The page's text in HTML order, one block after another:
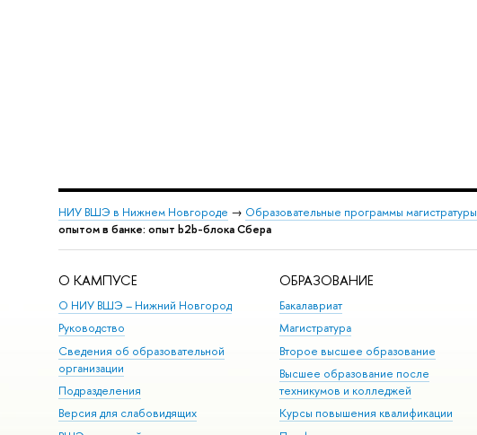
НИУ ВШЭ в Нижнем Новгороде → Образовательные программы магистратуры
опытом в банке: опыт b2b-блока Сбера
О КАМПУСЕ
О НИУ ВШЭ – Нижний Новгород
Руководство
Сведения об образовательной
организации
Подразделения
Версия для слабовидящих
ОБРАЗОВАНИЕ
Бакалавриат
Магистратура
Второе высшее образование
Высшее образование после
техникумов и колледжей
Курсы повышения квалификации